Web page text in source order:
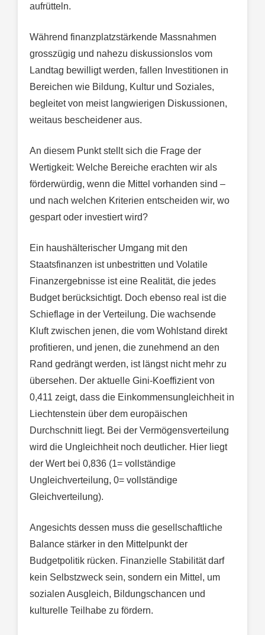
aufrütteln.
Während finanzplatzstärkende Massnahmen
grosszügig und nahezu diskussionslos vom
Landtag bewilligt werden, fallen Investitionen in
Bereichen wie Bildung, Kultur und Soziales,
begleitet von meist langwierigen Diskussionen,
weitaus bescheidener aus.
An diesem Punkt stellt sich die Frage der
Wertigkeit: Welche Bereiche erachten wir als
förderwürdig, wenn die Mittel vorhanden sind –
und nach welchen Kriterien entscheiden wir, wo
gespart oder investiert wird?
Ein haushälterischer Umgang mit den
Staatsfinanzen ist unbestritten und Volatile
Finanzergebnisse ist eine Realität, die jedes
Budget berücksichtigt. Doch ebenso real ist die
Schieflage in der Verteilung. Die wachsende
Kluft zwischen jenen, die vom Wohlstand direkt
profitieren, und jenen, die zunehmend an den
Rand gedrängt werden, ist längst nicht mehr zu
übersehen. Der aktuelle Gini-Koeffizient von
0,411 zeigt, dass die Einkommensungleichheit in
Liechtenstein über dem europäischen
Durchschnitt liegt. Bei der Vermögensverteilung
wird die Ungleichheit noch deutlicher. Hier liegt
der Wert bei 0,836 (1= vollständige
Ungleichverteilung, 0= vollständige
Gleichverteilung).
Angesichts dessen muss die gesellschaftliche
Balance stärker in den Mittelpunkt der
Budgetpolitik rücken. Finanzielle Stabilität darf
kein Selbstzweck sein, sondern ein Mittel, um
sozialen Ausgleich, Bildungschancen und
kulturelle Teilhabe zu fördern.